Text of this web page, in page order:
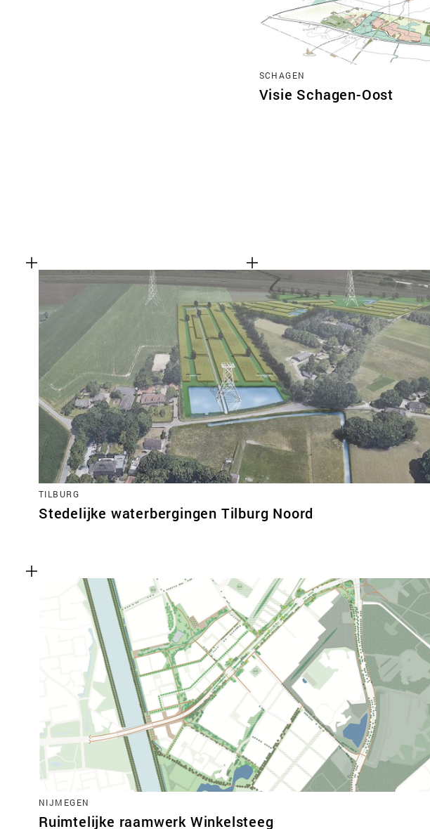
SCHAGEN
Visie Schagen-Oost
TILBURG
Stedelijke waterbergingen Tilburg Noord
NIJMEGEN
Ruimtelijke raamwerk Winkelsteeg